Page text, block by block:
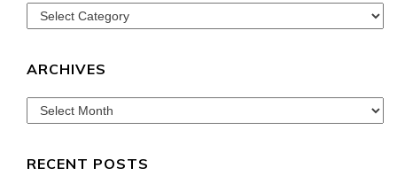
Categories
ARCHIVES
Archives
RECENT POSTS